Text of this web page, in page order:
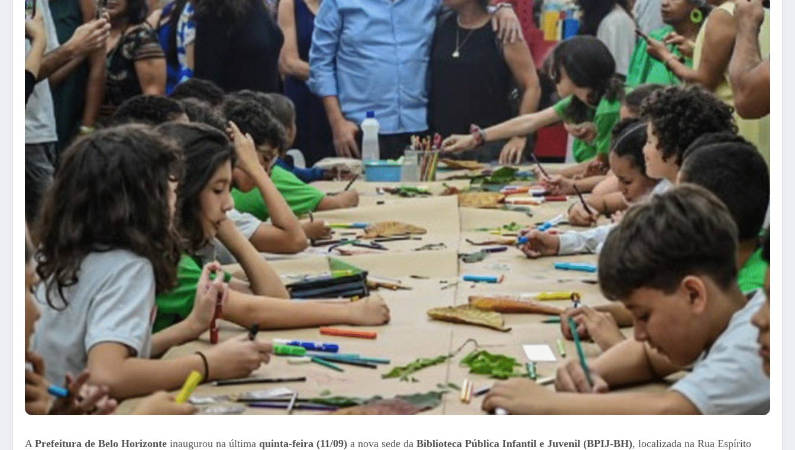
A Prefeitura de Belo Horizonte inaugurou na última quinta-feira (11/09) a nova sede da Biblioteca Pública Infantil e Juvenil (BPIJ-BH), localizada na Rua Espírito